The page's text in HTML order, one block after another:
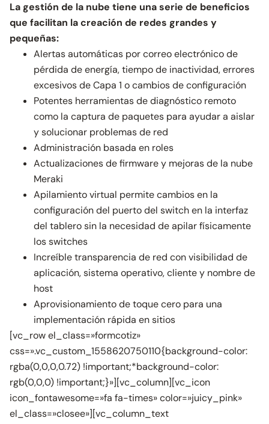
La gestión de la nube tiene una serie de beneficios
que facilitan la creación de redes grandes y
pequeñas:
Alertas automáticas por correo electrónico de
pérdida de energía, tiempo de inactividad, errores
excesivos de Capa 1 o cambios de configuración
Potentes herramientas de diagnóstico remoto
como la captura de paquetes para ayudar a aislar
y solucionar problemas de red
Administración basada en roles
Actualizaciones de firmware y mejoras de la nube
Meraki
Apilamiento virtual permite cambios en la
configuración del puerto del switch en la interfaz
del tablero sin la necesidad de apilar físicamente
los switches
Increíble transparencia de red con visibilidad de
aplicación, sistema operativo, cliente y nombre de
host
Aprovisionamiento de toque cero para una
implementación rápida en sitios
[vc_row el_class=»formcotiz»
css=».vc_custom_1558620750110{background-color:
rgba(0,0,0,0.72) !important;*background-color:
rgb(0,0,0) !important;}»][vc_column][vc_icon
icon_fontawesome=»fa fa-times» color=»juicy_pink»
el_class=»closee»][vc_column_text